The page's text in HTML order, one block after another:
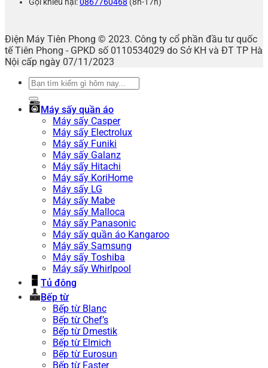
Điện Máy Tiên Phong © 2023. Công ty cổ phần đầu tư quốc
tế Tiên Phong - GPKD số 0110534029 do Sở KH và ĐT TP Hà
Nội cấp ngày 07/11/2023
Tìm
Máy sấy quần áo
Máy sấy Casper
Máy sấy Electrolux
Máy sấy Funiki
Máy sấy Galanz
Máy sấy Hitachi
Máy sấy KoriHome
Máy sấy LG
Máy sấy Mabe
Máy sấy Malloca
Máy sấy Panasonic
Máy sấy quần áo Kangaroo
Máy sấy Samsung
Máy sấy Toshiba
Máy sấy Whirlpool
Tủ đông
Bếp từ
Bếp từ Blanc
Bếp từ Chef’s
Bếp từ Dmestik
Bếp từ Elmich
Bếp từ Eurosun
Bếp từ Faster